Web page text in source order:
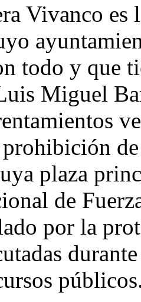
Vivanco es
todo y que
Miguel
plaza
de
por la